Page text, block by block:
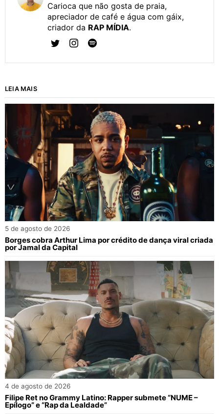
Carioca que não gosta de praia,
apreciador de café e água com gáix,
criador da RAP MÍDIA.
LEIA MAIS
5 de agosto de 2026
Borges cobra Arthur Lima por crédito de dança viral criada
por Jamal da Capital
4 de agosto de 2026
Filipe Ret no Grammy Latino: Rapper submete “NUME –
Epílogo” e “Rap da Lealdade”